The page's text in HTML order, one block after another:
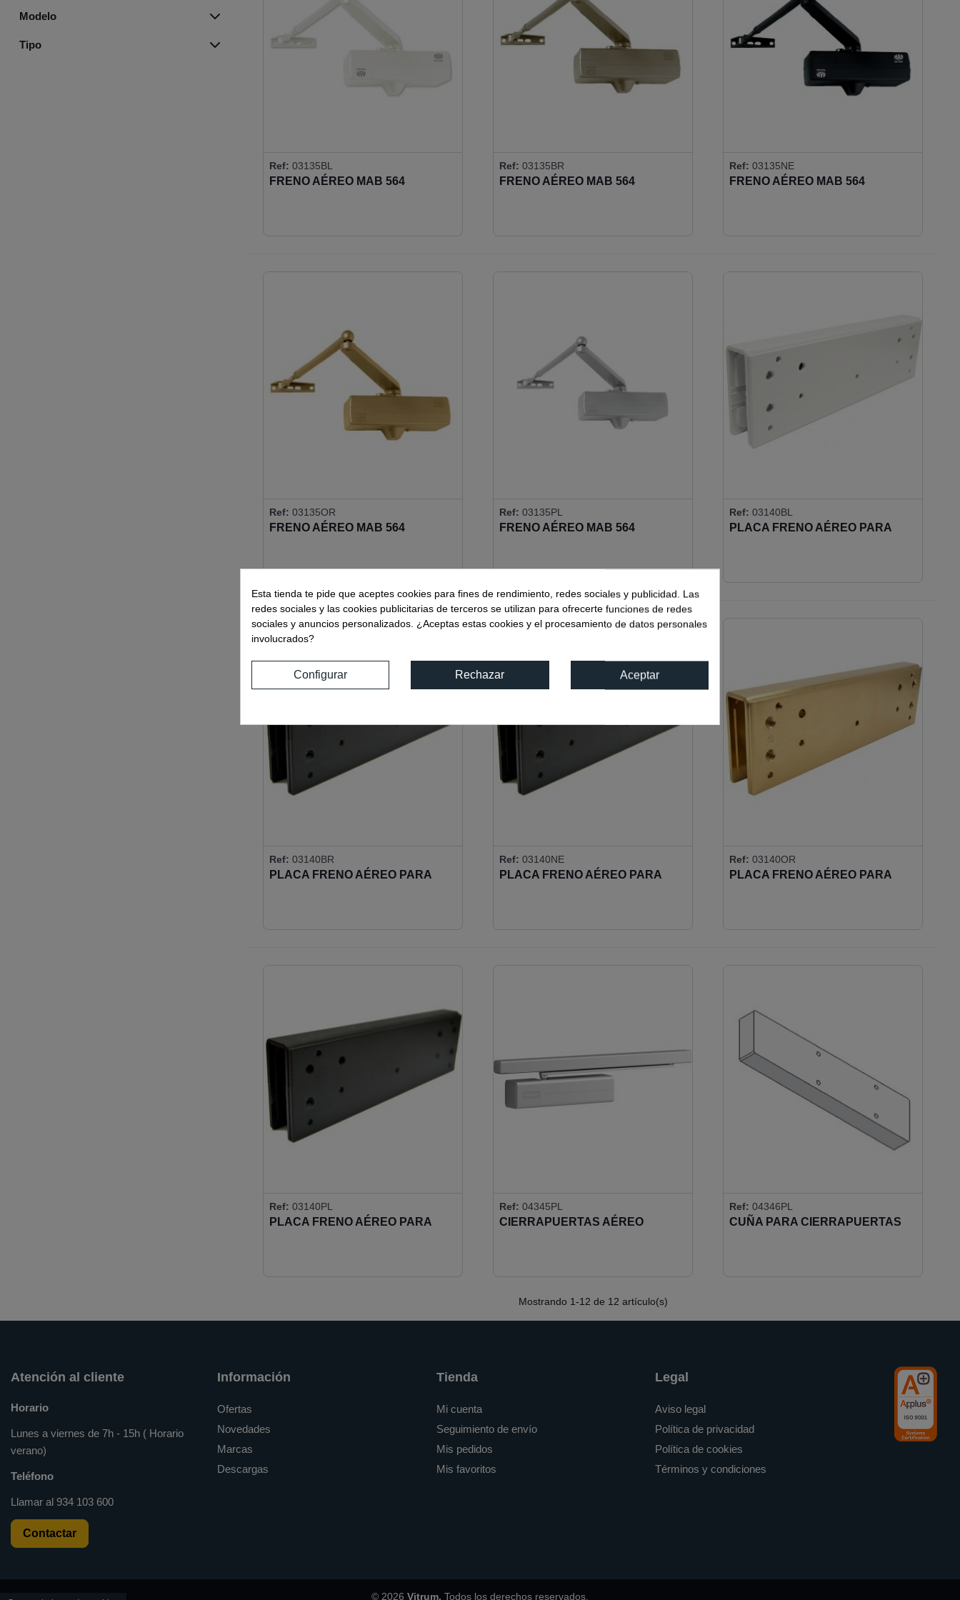
NEGRO
Modelo
Tipo
FRENO AÉREO MAB 564
Ref: 03135BL
FRENO AÉREO MAB 564
Ref: 03135BR
FRENO AÉREO MAB 564
Ref: 03135NE
FRENO AÉREO MAB 564
Ref: 03135OR
FRENO AÉREO MAB 564
Ref: 03135PL
PLACA FRENO AÉREO PARA
Ref: 03140BL
PLACA FRENO AÉREO PARA
Ref: 03140BR
PLACA FRENO AÉREO PARA
Ref: 03140NE
PLACA FRENO AÉREO PARA
Ref: 03140OR
PLACA FRENO AÉREO PARA
Ref: 03140PL
CIERRAPUERTAS AÉREO
Ref: 04345PL
CUÑA PARA CIERRAPUERTAS
Ref: 04346PL
Mostrando 1-12 de 12 artículo(s)
Atención al cliente
Horario
Lunes a viernes de 7h - 15h ( Horario
verano)
Teléfono
Llamar al 934 103 600
Contactar
Información
Ofertas
Novedades
Marcas
Descargas
Tienda
Mi cuenta
Seguimiento de envío
Mis pedidos
Mis favoritos
Legal
Aviso legal
Política de privacidad
Política de cookies
Términos y condiciones
© 2026 Vitrum. Todos los derechos reservados.
Esta tienda te pide que aceptes cookies para fines de rendimiento, redes sociales y publicidad. Las
redes sociales y las cookies publicitarias de terceros se utilizan para ofrecerte funciones de redes
sociales y anuncios personalizados. ¿Aceptas estas cookies y el procesamiento de datos personales
involucrados?
Configurar Rechazar Aceptar